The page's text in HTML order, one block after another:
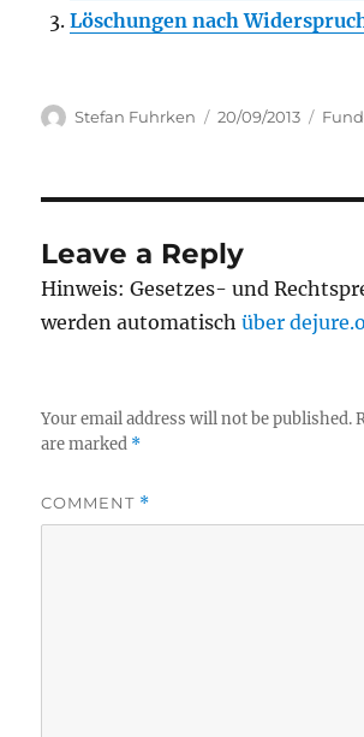
Löschungen nach
Author
Stefan Fuhrken
Posted
20/09/2013
Leave a Reply
Hinweis: Gesetzes- und
werden automatischüber
Your email address will not be published.
are marked *
COMMENT *